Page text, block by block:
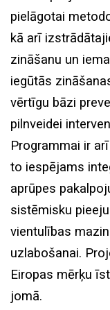
pielāgotai
kā arī
zināšanu un
iegūtās
vērtīgu bāzi
pilnveidei
Programmai ir
to iespējams
aprūpes
sistēmisku
vientulības
uzlabošanai.
Eiropas mērķu
jomā.